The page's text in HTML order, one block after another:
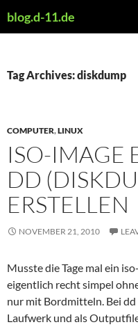
toblog.d-11.de
Tag Archives: diskdump
COMPUTER,LINUX
ISO-IMAGE
DD
ERSTELLEN
NOVEMBER 21, 2010
Musste die Tage mal ein
eigentlich recht simpel
nur mit Bordmitteln. Bei
Laufwerk und als